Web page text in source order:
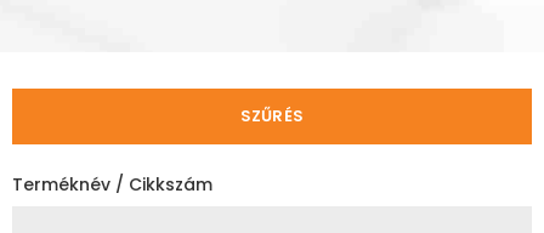
SZŰRÉS
Terméknév / Cikkszám